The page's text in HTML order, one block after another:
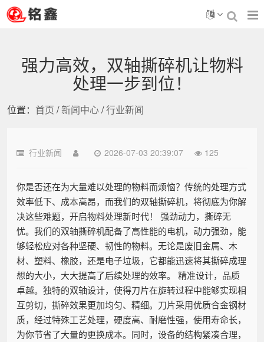
强力高效，双轴撕碎机让物料
处理一步到位！
位置： 首页 /新闻中心/行业新闻
行业新闻 2026-07-03 20:39:07 125
你是否还在为大量难以处理的物料而烦恼？传统的处理方式
效率低下、成本高昂，而我们的双轴撕碎机，将彻底为你解
决这些难题，开启物料处理新时代！ 强劲动力，撕碎无
忧。我们的双轴撕碎机配备了高性能的电机，动力强劲，能
够轻松应对各种坚硬、韧性的物料。无论是废旧金属、木
材、塑料、橡胶，还是电子垃圾，它都能迅速将其撕碎成理
想的大小，大大提高了后续处理的效率。 精准设计，品质
卓越。独特的双轴设计，使得刀片在旋转过程中能够实现相
互剪切，撕碎效果更加均匀、精细。刀片采用优质合金钢材
质，经过特殊工艺处理，硬度高、耐磨性强，使用寿命长，
为你节省了大量的更换成本。同时，设备的结构紧凑合理，